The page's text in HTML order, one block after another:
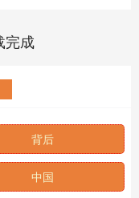
完成
背后
中国